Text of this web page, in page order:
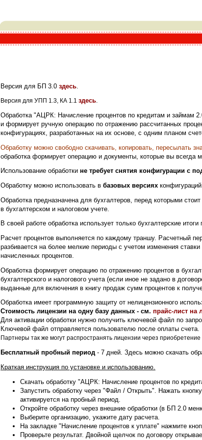
Версия для БП 3.0здесь
Версия для УПП 1.3, КА 1.1 здесь
Обработка "АЦРК: Начисление процентов по кредитам и займам
и формирует ручную операцию по отражению рассчитанных
конфигурациях, разработанных на их основе, с одним планом
Обработку можно свободно скачивать, копировать, пересылать
обработка формирует операцию и документы, которые вы всегда
Использование обработкине требует снятия конфигурации с
Обработку можно использовать вбазовых версиях конфигураций.
Обработка предназначена для бухгалтеров, перед которыми
в бухгалтерском и налоговом учете.
В своей работе обработка использует только бухгалтерские
Расчет процентов выполняется по каждому траншу. Расчетный
разбивается на более мелкие периоды с учетом изменения
начисленных процентов.
Обработка формирует операцию по отражению процентов в
бухгалтерского и налогового учета (если иное не задано в
выданные для включения в книгу продаж сумм процентов к
Обработка имеет программную защиту от нелицензионного
Стоимость лицензии на одну базу данных - см.прайс-лист на
Для активации обработки нужно получить ключевой файл по
Ключевой файл отправляется пользователю после оплаты счета.
Партнеры так же могут распространять лицензии через приобретение
Бесплатный пробный период - 7 дней. Здесь можно скачать
Краткая инструкция по установке и использованию.
Скачать обработку "АЦРК: Начисление процентов по
Запустить обработку через "Файл / Открыть". Нажать
активируется на пробный период.
Откройте обработку через внешние обработки (в БП 2.0
Выберите организацию, укажите дату расчета.
На закладке "Начисление процентов к уплате" нажмите
Проверьте результат. Двойной щелчок по договору